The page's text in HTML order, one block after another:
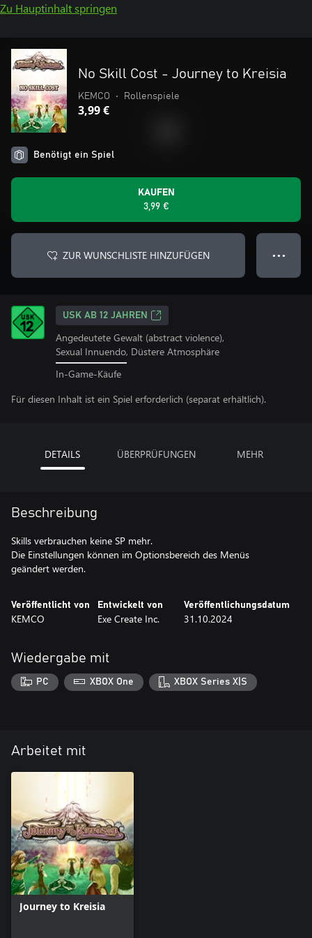
Zu Hauptinhalt springen
No Skill Cost - Journey to Kreisia
KEMCO • Rollenspiele
3,99 €
Benötigt ein Spiel
KAUFEN
3,99 €
ZUR WUNSCHLISTE HINZUFÜGEN ● ● ●
USK AB 12 JAHREN
Angedeutete Gewalt (abstract violence),
Sexual Innuendo, Düstere Atmosphäre
In-Game-Käufe
Für diesen Inhalt ist ein Spiel erforderlich (separat erhältlich).
DETAILS ÜBERPRÜFUNGEN MEHR
Beschreibung
Skills verbrauchen keine SP mehr.
Die Einstellungen können im Optionsbereich des Menüs
geändert werden.
Veröffentlicht von
KEMCO
Entwickelt von
Exe Create Inc.
Veröffentlichungsdatum
31.10.2024
Wiedergabe mit
PC XBOX One XBOX Series X|S
Arbeitet mit
Journey to Kreisia